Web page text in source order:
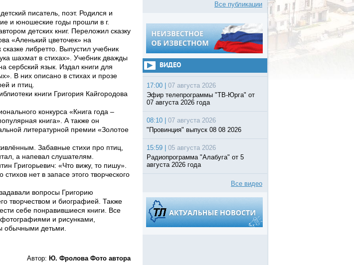
писатель, поэт. Родился и
и юношеские годы прошли в г.
детских книг. Переложил сказку
«Аленький цветочек» на
либретто. Выпустил учебник
шахмат в стихах». Учебник дважды
сербский язык. Издал книги для
В них описано в стихах и прозе
и птиц.
книги Григория Кайгородова
конкурса «Книга года –
книга». А также он
литературной премии «Золотое
Забавные стихи про птиц,
а напевал слушателям.
Григорьевич: «Что вижу, то пишу».
стихов нет в запасе этого творческого
вопросы Григорию
творчеством и биографией. Также
себе понравившиеся книги. Все
и рисунками,
обычными детьми.
Автор: Ю. Фролова Фото автора
Все публикации
ВИДЕО
17:00 |
07 августа 2026
Эфир телепрограммы "ТВ-Юрга" от
07 августа 2026 года
08:10 |
07 августа 2026
"Провинция" выпуск 08 08 2026
15:59 |
05 августа 2026
Радиопрограмма "Алабуга" от 5
августа 2026 года
Все видео